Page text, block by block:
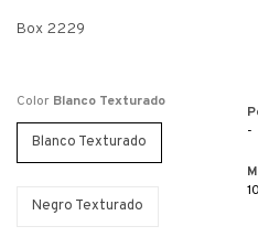
Box 2229
Color Blanco Texturado
Blanco Texturado
Negro Texturado
-